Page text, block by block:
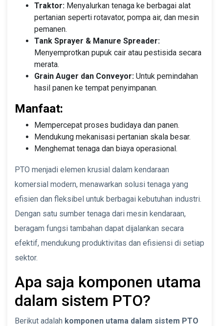
Traktor: Menyalurkan tenaga ke berbagai alat
pertanian seperti rotavator, pompa air, dan mesin
pemanen.
Tank Sprayer & Manure Spreader:
Menyemprotkan pupuk cair atau pestisida secara
merata.
Grain Auger dan Conveyor: Untuk pemindahan
hasil panen ke tempat penyimpanan.
Manfaat:
Mempercepat proses budidaya dan panen.
Mendukung mekanisasi pertanian skala besar.
Menghemat tenaga dan biaya operasional.
PTO menjadi elemen krusial dalam kendaraan
komersial modern, menawarkan solusi tenaga yang
efisien dan fleksibel untuk berbagai kebutuhan industri.
Dengan satu sumber tenaga dari mesin kendaraan,
beragam fungsi tambahan dapat dijalankan secara
efektif, mendukung produktivitas dan efisiensi di setiap
sektor.
Apa saja komponen utama
dalam sistem PTO?
Berikut adalah komponen utama dalam sistem PTO